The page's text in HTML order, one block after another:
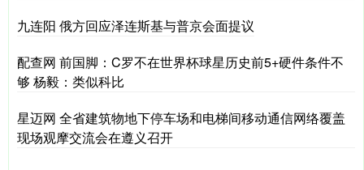
九连阳 俄方回应泽连斯基与普京会面提议
配查网 前国脚：C罗不在世界杯球星历史前5+硬件条件不
够 杨毅：类似科比
星迈网 全省建筑物地下停车场和电梯间移动通信网络覆盖
现场观摩交流会在遵义召开